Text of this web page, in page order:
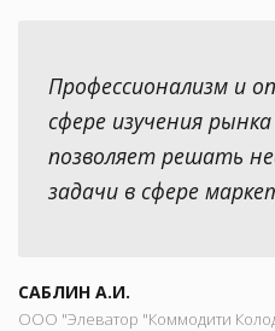
Профессионализм и
сфере изучения
позволяет решать
задачи в сфере
САБЛИН А.И.
ООО "Элеватор "Коммодити